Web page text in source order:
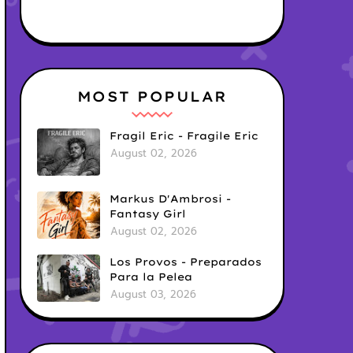
MOST POPULAR
Fragil Eric - Fragile Eric
August 02, 2026
Markus D'Ambrosi -
Fantasy Girl
August 02, 2026
Los Provos - Preparados
Para la Pelea
August 03, 2026